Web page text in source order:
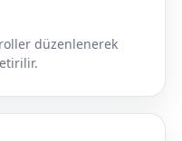
düzenlenerek